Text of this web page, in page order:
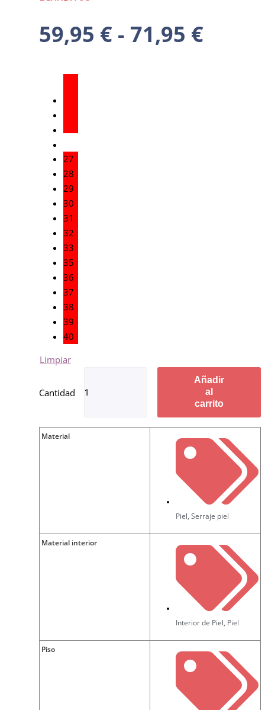
59,95 € - 71,95 €
27
28
29
30
31
32
33
35
36
37
38
39
40
Limpiar
Añadir
al
carrito
Material
Piel, Serraje piel
Material interior
Interior de Piel, Piel
Piso